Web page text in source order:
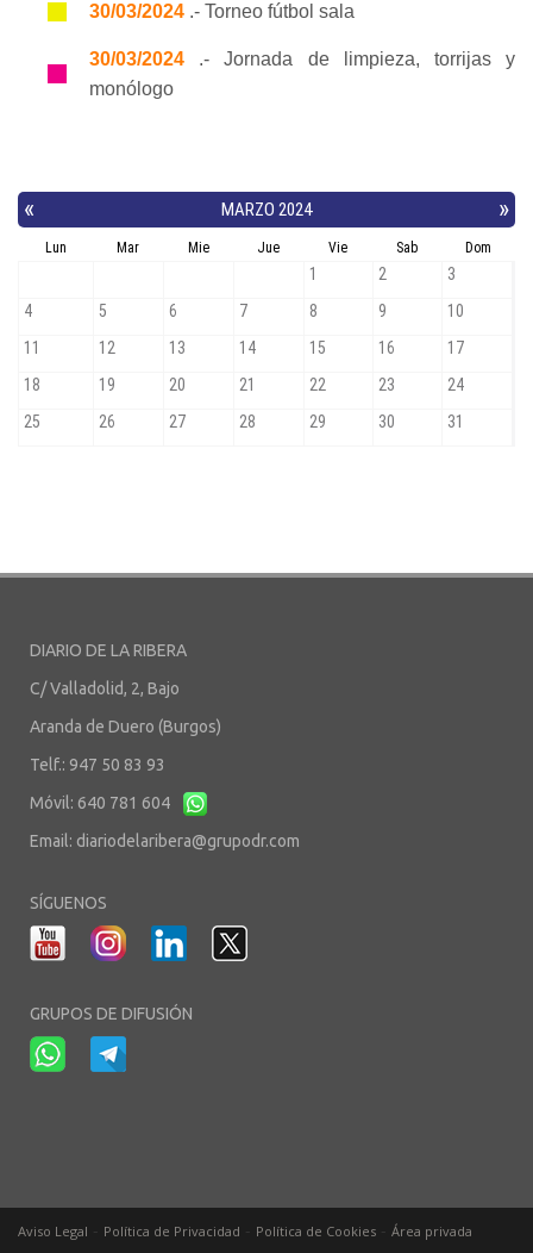
30/03/2024 .- Torneo fútbol sala
30/03/2024 .- Jornada de limpieza, torrijas y
monólogo
DIARIO DE LA RIBERA
C/ Valladolid, 2, Bajo
Aranda de Duero (Burgos)
Telf.: 947 50 83 93
Móvil: 640 781 604
Email: diariodelaribera@grupodr.com
SÍGUENOS
GRUPOS DE DIFUSIÓN
Aviso Legal Política de Privacidad Política de Cookies Área privada